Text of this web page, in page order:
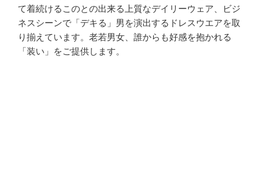
て着続けるこのとの出来る上質なデイリーウェア、ビジ
ネスシーンで「デキる」男を演出するドレスウエアを取
り揃えています。老若男女、誰からも好感を抱かれる
「装い」をご提供します。